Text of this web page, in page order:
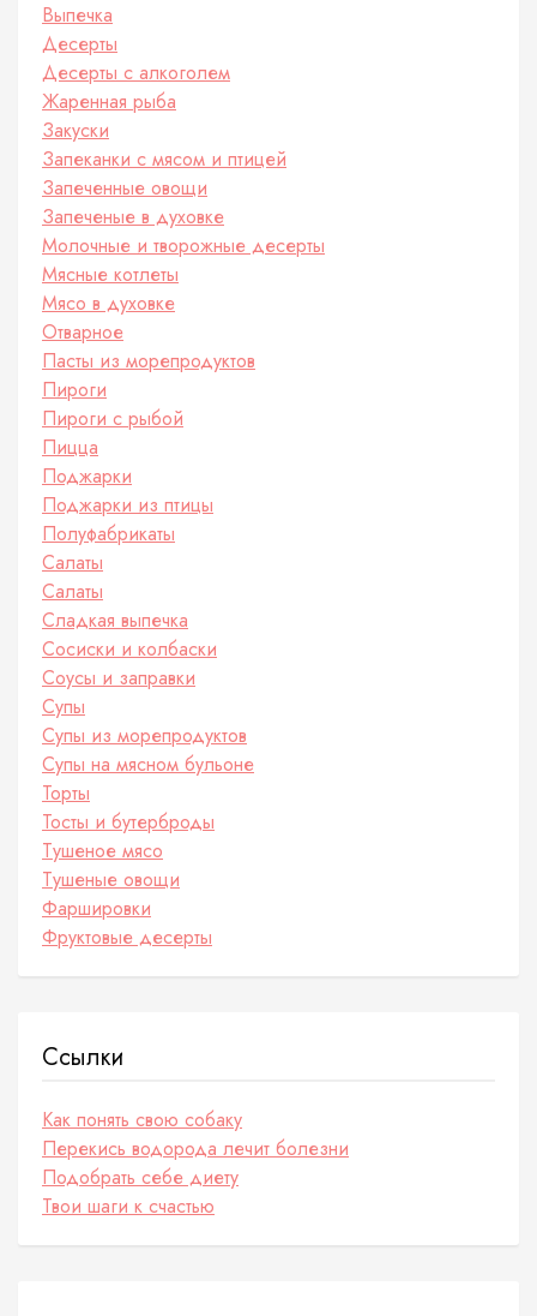
Выпечка
Десерты
Десерты с алкоголем
Жаренная рыба
Закуски
Запеканки с мясом и птицей
Запеченные овощи
Запеченые в духовке
Молочные и творожные десерты
Мясные котлеты
Мясо в духовке
Отварное
Пасты из морепродуктов
Пироги
Пироги с рыбой
Пицца
Поджарки
Поджарки из птицы
Полуфабрикаты
Салаты
Салаты
Сладкая выпечка
Сосиски и колбаски
Соусы и заправки
Супы
Супы из морепродуктов
Супы на мясном бульоне
Торты
Тосты и бутерброды
Тушеное мясо
Тушеные овощи
Фаршировки
Фруктовые десерты
Ссылки
Как понять свою собаку
Перекись водорода лечит болезни
Подобрать себе диету
Твои шаги к счастью